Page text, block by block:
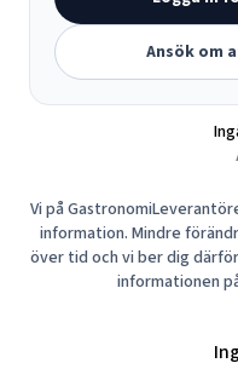
Ansök om
Vi på
information. Mindre
över tid och vi ber dig
informationen